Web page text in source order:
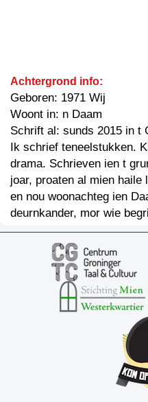
Achtergrond info:
Geboren: 1971 Wij
Woont in: n Daam
Schrift al: sunds 2015 in t
Ik schrief teneelstukken.
drama. Schrieven ien t
joar, proaten al mien haile
en nou woonachteg ien
deurnkander, mor wie